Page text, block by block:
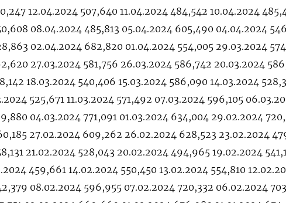
12.04.2024 507,640 11.04.2024 484,542 10.04.2024
08.04.2024 485,813 05.04.2024 605,490 04.04.2024
02.04.2024 682,820 01.04.2024 554,005 29.03.2024
27.03.2024 581,756 26.03.2024 586,742 20.03.2024
18.03.2024 540,406 15.03.2024 586,090 14.03.2024
525,671 11.03.2024 571,492 07.03.2024 596,105
04.03.2024 771,091 01.03.2024 634,004 29.02.2024
27.02.2024 609,262 26.02.2024 628,523 23.02.2024
21.02.2024 528,043 20.02.2024 494,965 19.02.2024
459,661 14.02.2024 550,450 13.02.2024 554,810
08.02.2024 596,955 07.02.2024 720,332 06.02.2024